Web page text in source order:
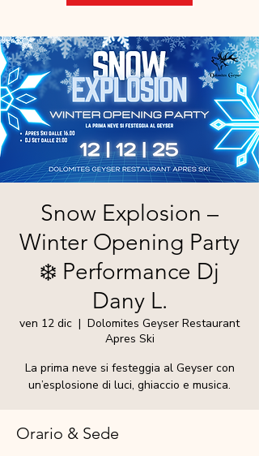
Snow Explosion –
Winter Opening Party
❄️ Performance Dj
Dany L.
ven 12 dic
  |
Dolomites Geyser Restaurant
Apres Ski
La prima neve si festeggia al Geyser con
un’esplosione di luci, ghiaccio e musica.
Orario & Sede